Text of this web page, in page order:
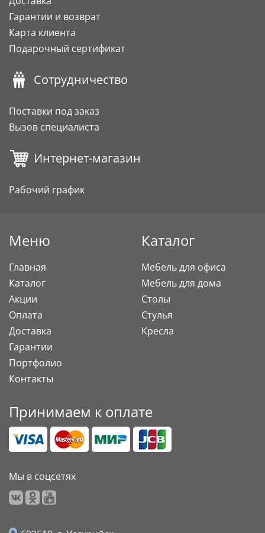
Гарантии и возврат
Карта клиента
Подарочный сертификат
Сотрудничество
Поставки под заказ
Вызов специалиста
Интернет-магазин
Рабочий график
Меню
Главная
Каталог
Акции
Оплата
Доставка
Гарантии
Портфолио
Контакты
Каталог
Мебель для офиса
Мебель для дома
Столы
Стулья
Кресла
Принимаем к оплате
Мы в соцсетях